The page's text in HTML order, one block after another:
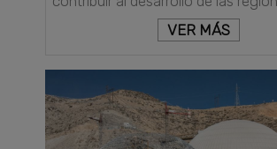
VER MÁS